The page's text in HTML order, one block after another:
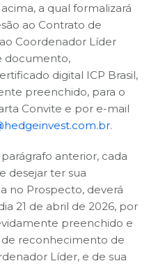
a qual formalizará
ao Contrato de
Coordenador Líder
documento,
digital ICP Brasil,
preenchido, para o
Convite e por e-mail
.
anterior, cada
desejar ter sua
no Prospecto, deverá
21 de abril de 2026, por
preenchido e
de reconhecimento de
Líder, e de sua